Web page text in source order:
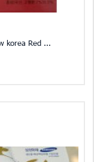
korea Red ...